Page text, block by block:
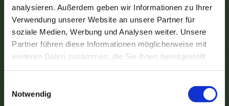
analysieren. Außerdem geben wir Informationen zu Ihrer
Verwendung unserer Website an unsere Partner für
soziale Medien, Werbung und Analysen weiter. Unsere
Partner führen diese Informationen möglicherweise mit
weiteren Daten zusammen, die Sie ihnen bereitgestellt
Notwendig
Besuchen Sie uns bei
Instagram
Über ein Folgen freuen wir uns sehr. Dort informieren
wir Sie über aktuelle Saisonangebote und Neuigkeiten.>